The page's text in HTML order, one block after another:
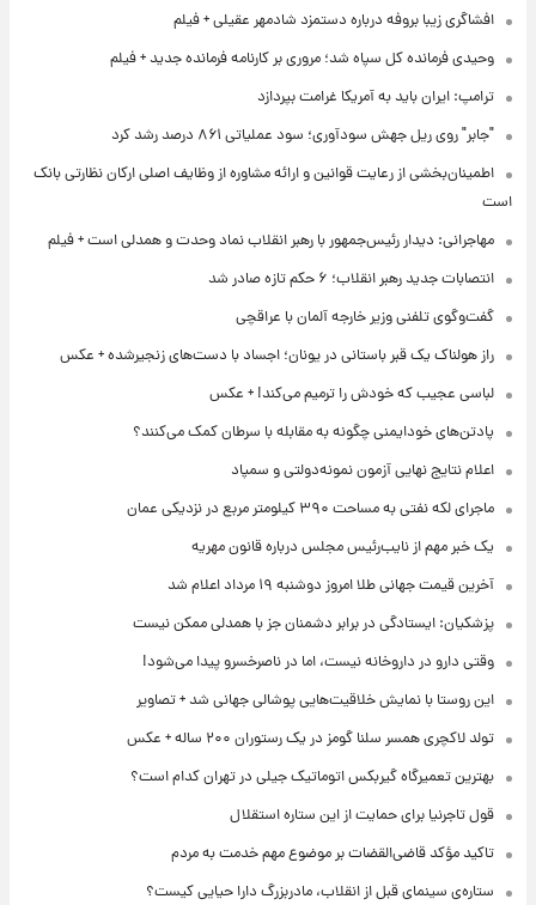
افشاگری زیبا بروفه درباره دستمزد شادمهر عقیلی + فیلم
وحیدی فرمانده کل سپاه شد؛ مروری بر کارنامه فرمانده جدید + فیلم
ترامپ: ایران باید به آمریکا غرامت بپردازد
"جابر" روی ریل جهش سودآوری؛ سود عملیاتی ۸۶۱ درصد رشد کرد
اطمینان‌بخشی از رعایت قوانین و ارائه مشاوره از وظایف اصلی ارکان نظارتی بانک
است
مهاجرانی: دیدار رئیس‌جمهور با رهبر انقلاب نماد وحدت و همدلی است + فیلم
انتصابات جدید رهبر انقلاب؛ ۶ حکم تازه صادر شد
گفت‌وگوی تلفنی وزیر خارجه آلمان با عراقچی
راز هولناک یک قبر باستانی در یونان؛ اجساد با دست‌های زنجیرشده + عکس
لباسی عجیب که خودش را ترمیم می‌کند! + عکس
پادتن‌های خودایمنی چگونه به مقابله با سرطان کمک می‌کنند؟
اعلام نتایج نهایی آزمون نمونه‌دولتی و سمپاد
ماجرای لکه نفتی به مساحت ۳۹۰ کیلومتر مربع در نزدیکی عمان
یک خبر مهم از نایب‌رئیس مجلس درباره قانون مهریه
آخرین قیمت جهانی طلا امروز دوشنبه ۱۹ مرداد اعلام شد
پزشکیان: ایستادگی در برابر دشمنان جز با همدلی ممکن نیست
وقتی دارو در داروخانه نیست، اما در ناصرخسرو پیدا می‌شود!
این روستا با نمایش خلاقیت‌هایی پوشالی جهانی شد + تصاویر
تولد لاکچری همسر سلنا گومز در یک رستوران ۲۰۰ ساله + عکس
بهترین تعمیرگاه گیربکس اتوماتیک جیلی در تهران کدام است؟
قول تاجرنیا برای حمایت از این ستاره استقلال
تاکید مؤکد قاضی‌القضات بر موضوع مهم خدمت به مردم
ستاره‌ی سینمای قبل از انقلاب، مادربزرگ دارا حیایی کیست؟